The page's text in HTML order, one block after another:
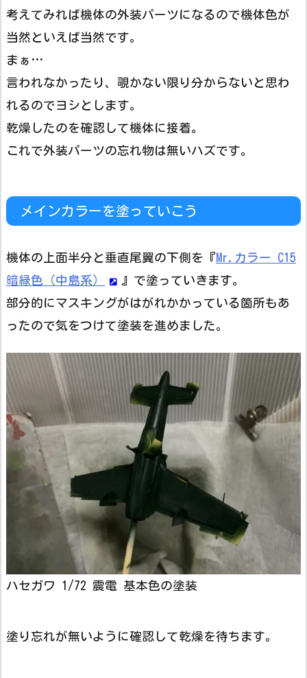
考えてみれば機体の外装パーツになるので機体色が
当然といえば当然です。
まぁ…
言われなかったり、覗かない限り分からないと思わ
れるのでヨシとします。
乾燥したのを確認して機体に接着。
これで外装パーツの忘れ物は無いハズです。
メインカラーを塗っていこう
機体の上面半分と垂直尾翼の下側を『Mr.カラー C15
暗緑色（中島系）
』で塗っていきます。
部分的にマスキングがはがれかかっている箇所もあ
ったので気をつけて塗装を進めました。
ハセガワ 1/72 震電 基本色の塗装
塗り忘れが無いように確認して乾燥を待ちます。